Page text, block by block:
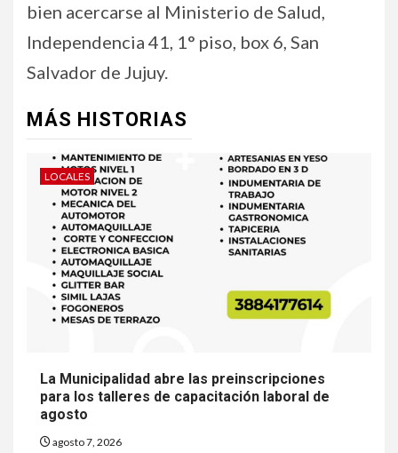
bien acercarse al Ministerio de Salud,
Independencia 41, 1° piso, box 6, San
Salvador de Jujuy.
MÁS HISTORIAS
LOCALES
La Municipalidad abre las preinscripciones
para los talleres de capacitación laboral de
agosto
agosto 7, 2026